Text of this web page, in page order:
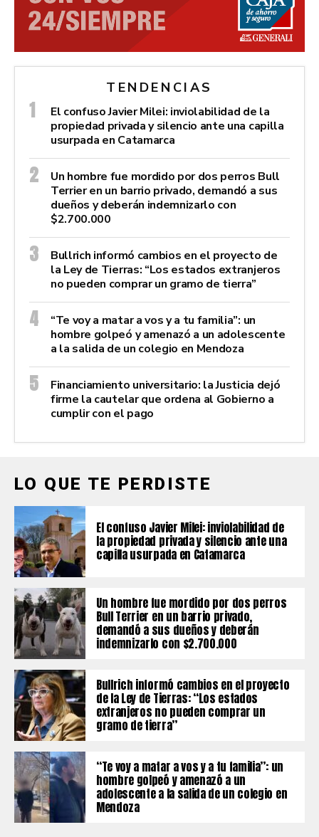
TENDENCIAS
El confuso Javier Milei: inviolabilidad de la
propiedad privada y silencio ante una capilla
usurpada en Catamarca
Un hombre fue mordido por dos perros Bull
Terrier en un barrio privado, demandó a sus
dueños y deberán indemnizarlo con
$2.700.000
Bullrich informó cambios en el proyecto de
la Ley de Tierras: “Los estados extranjeros
no pueden comprar un gramo de tierra”
“Te voy a matar a vos y a tu familia”: un
hombre golpeó y amenazó a un adolescente
a la salida de un colegio en Mendoza
Financiamiento universitario: la Justicia dejó
firme la cautelar que ordena al Gobierno a
cumplir con el pago
LO QUE TE PERDISTE
El confuso Javier Milei: inviolabilidad de
la propiedad privada y silencio ante una
capilla usurpada en Catamarca
Un hombre fue mordido por dos perros
Bull Terrier en un barrio privado,
demandó a sus dueños y deberán
indemnizarlo con $2.700.000
Bullrich informó cambios en el proyecto
de la Ley de Tierras: “Los estados
extranjeros no pueden comprar un
gramo de tierra”
“Te voy a matar a vos y a tu familia”: un
hombre golpeó y amenazó a un
adolescente a la salida de un colegio en
Mendoza